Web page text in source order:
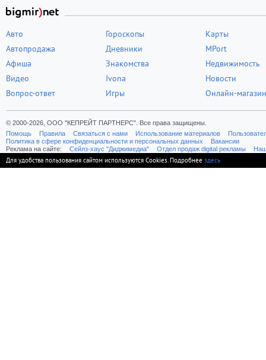
Авто
Автопродажа
Афиша
Видео
Вопрос-ответ
Гороскопы
Дневники
Знакомства
Ivona
Игры
Карты
MPort
Недвижимость
Новости
Онлайн-магазин
© 2000-2026, ООО "КЕПРЕЙТ ПАРТНЕРС". Все права защищены.
Помощь
Правила Связаться с нами Использование материалов
Политика в сфере конфиденциальности и персональных данных
Вакансии
Реклама на сайте:
Cейлз-хаус "Диджимедиа" Отдел продаж digital рекламы
Для удобства пользования сайтом используются Cookies. Подробнее здесь